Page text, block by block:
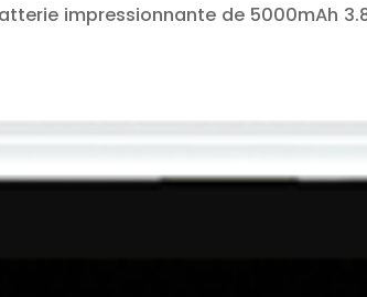
impressionnante de 5000mAh